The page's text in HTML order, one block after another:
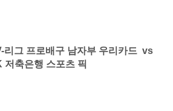
리그 프로배구 남자부 우리카드 vs
저축은행 스포츠 픽